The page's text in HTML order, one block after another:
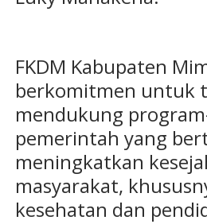
FKDM Kabupaten
berkomitmen untuk
mendukung
pemerintah yang
meningkatkan
masyarakat,
kesehatan dan